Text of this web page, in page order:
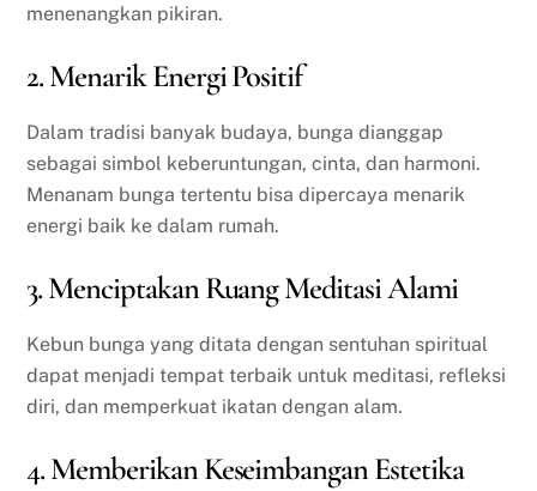
menenangkan pikiran.
2. Menarik Energi Positif
Dalam tradisi banyak budaya, bunga dianggap
sebagai simbol keberuntungan, cinta, dan harmoni.
Menanam bunga tertentu bisa dipercaya menarik
energi baik ke dalam rumah.
3. Menciptakan Ruang Meditasi Alami
Kebun bunga yang ditata dengan sentuhan spiritual
dapat menjadi tempat terbaik untuk meditasi, refleksi
diri, dan memperkuat ikatan dengan alam.
4. Memberikan Keseimbangan Estetika